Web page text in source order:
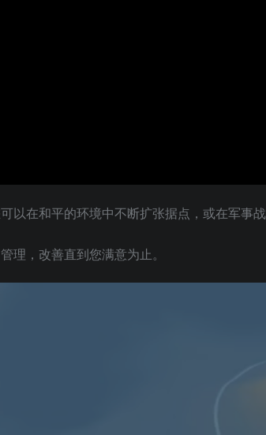
以在和平的环境中不断扩张据点，或在军事战
理，改善直到您满意为止。